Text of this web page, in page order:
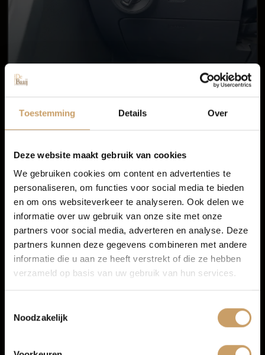
Toestemming Details Over
Deze website maakt gebruik van cookies
We gebruiken cookies om content en advertenties te
personaliseren, om functies voor social media te bieden
en om ons websiteverkeer te analyseren. Ook delen we
informatie over uw gebruik van onze site met onze
partners voor social media, adverteren en analyse. Deze
partners kunnen deze gegevens combineren met andere
informatie die u aan ze heeft verstrekt of die ze hebben
verzameld op basis van uw gebruik van hun services.
Noodzakelijk
Infotainment
Navigatiesysteem full map
Multimedia-voorbereiding
Occasions
Autolease
Financiering
Autoverzekeringen
Verkoop
Auto onderhoud
Over Autobedrijf De Baaij